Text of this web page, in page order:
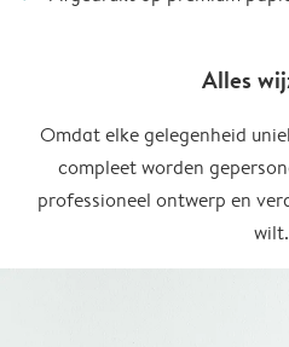
Alles
Omdat elke gelegenheid
compleet worden
professioneel ontwerp en
wilt.